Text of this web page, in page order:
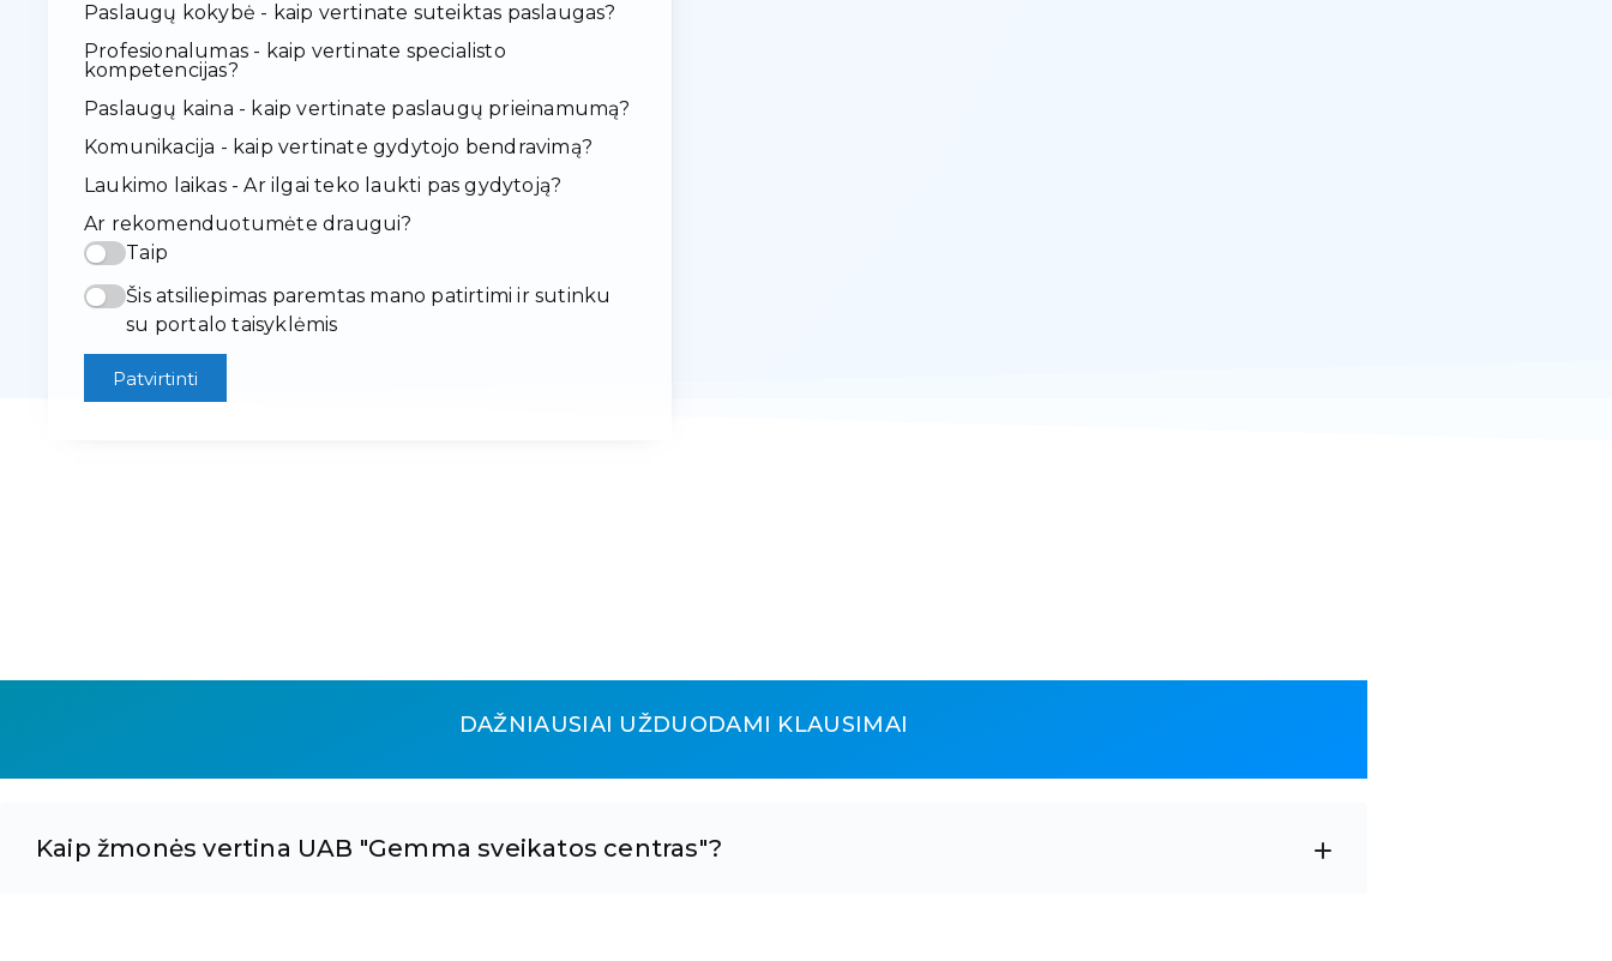
Paslaugų kokybė - kaip vertinate suteiktas paslaugas?
Profesionalumas - kaip vertinate specialisto
kompetencijas?
Paslaugų kaina - kaip vertinate paslaugų prieinamumą?
Komunikacija - kaip vertinate gydytojo bendravimą?
Laukimo laikas - Ar ilgai teko laukti pas gydytoją?
Ar rekomenduotumėte draugui?
Taip
Šis atsiliepimas paremtas mano patirtimi ir sutinku
su portalo taisyklėmis
Patvirtinti
DAŽNIAUSIAI UŽDUODAMI KLAUSIMAI
Kaip žmonės vertina UAB "Gemma sveikatos centras"?